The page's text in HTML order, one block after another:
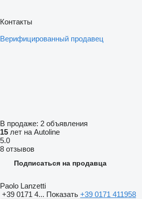
Контакты
Верифицированный продавец
В продаже: 2 объявления
15 лет на Autoline
5.0
8 отзывов
Подписаться на продавца
Paolo Lanzetti
+39 0171 4... Показать +39 0171 411958